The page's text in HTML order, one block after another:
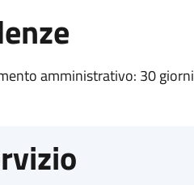
amministrativo: 30 giorni